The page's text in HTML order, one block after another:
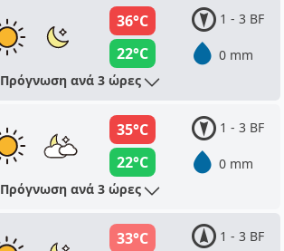
36°C
22°C
1 - 3 BF
0 mm
Πρόγνωση ανά 3 ώρες
35°C
22°C
1 - 3 BF
0 mm
Πρόγνωση ανά 3 ώρες
33°C
1 - 3 BF